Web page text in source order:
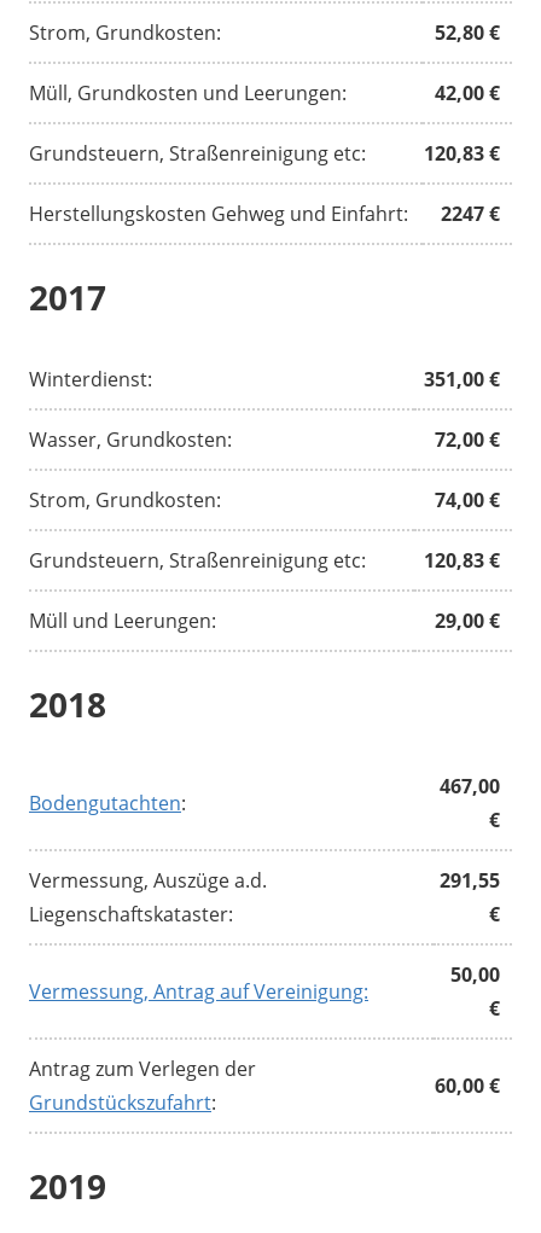
Strom, Grundkosten: 52,80 €
Müll, Grundkosten und Leerungen: 42,00 €
Grundsteuern, Straßenreinigung etc: 120,83 €
Herstellungskosten Gehweg und Einfahrt: 2247 €
2017
Winterdienst: 351,00 €
Wasser, Grundkosten: 72,00 €
Strom, Grundkosten: 74,00 €
Grundsteuern, Straßenreinigung etc: 120,83 €
Müll und Leerungen: 29,00 €
2018
Bodengutachten:
467,00
€
Vermessung, Auszüge a.d.
Liegenschaftskataster:
291,55
€
Vermessung, Antrag auf Vereinigung:
50,00
€
Antrag zum Verlegen der
Grundstückszufahrt:
60,00 €
2019